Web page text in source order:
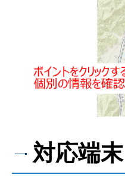
対応端末